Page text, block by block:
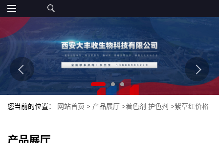
您当前的位置： 网站首页 > 产品展厅 >着色剂 护色剂 >紫草红价格
产品展厅